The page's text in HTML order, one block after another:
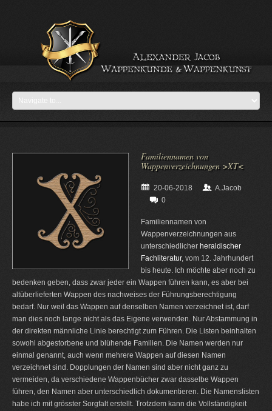
Familiennamen von
Wappenverzeichnungen >XT<
20-06-2018
A.Jacob
0
Familiennamen von
Wappenverzeichnungen aus
unterschiedlicher heraldischer
Fachliteratur, vom 12. Jahrhundert
bis heute. Ich möchte aber noch zu
bedenken geben, dass zwar jeder ein Wappen führen kann, es aber bei
altüberlieferten Wappen des nachweises der Führungsberechtigung
bedarf. Nur weil das Wappen auf denselben Namen verzeichnet ist, darf
man dies noch lange nicht als das Eigene verwenden. Nur Abstammung in
der direkten männliche Linie berechtigt zum Führen. Die Listen beinhalten
sowohl abgestorbene und blühende Familien. Die Namen werden nur
einmal genannt, auch wenn mehrere Wappen auf diesen Namen
verzeichnet sind. Dopplungen der Namen sind aber nicht ganz zu
vermeiden, da verschiedene Wappenbücher zwar dasselbe Wappen
führen, den Namen aber unterschiedlich dokumentieren. Die Namenslisten
habe ich mit grösster Sorgfalt erstellt. Trotzdem kann die Vollständigkeit